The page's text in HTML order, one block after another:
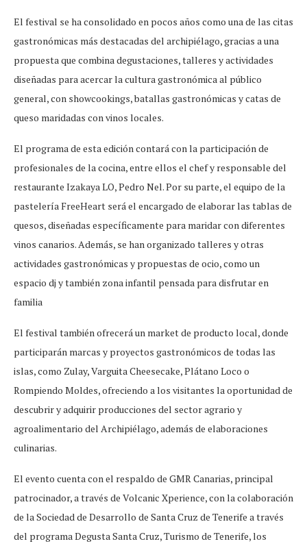
El festival se ha consolidado en pocos años como una de las citas
gastronómicas más destacadas del archipiélago, gracias a una
propuesta que combina degustaciones, talleres y actividades
diseñadas para acercar la cultura gastronómica al público
general, con showcookings, batallas gastronómicas y catas de
queso maridadas con vinos locales.
El programa de esta edición contará con la participación de
profesionales de la cocina, entre ellos el chef y responsable del
restaurante Izakaya LO, Pedro Nel. Por su parte, el equipo de la
pastelería FreeHeart será el encargado de elaborar las tablas de
quesos, diseñadas específicamente para maridar con diferentes
vinos canarios. Además, se han organizado talleres y otras
actividades gastronómicas y propuestas de ocio, como un
espacio dj y también zona infantil pensada para disfrutar en
familia
El festival también ofrecerá un market de producto local, donde
participarán marcas y proyectos gastronómicos de todas las
islas, como Zulay, Varguita Cheesecake, Plátano Loco o
Rompiendo Moldes, ofreciendo a los visitantes la oportunidad de
descubrir y adquirir producciones del sector agrario y
agroalimentario del Archipiélago, además de elaboraciones
culinarias.
El evento cuenta con el respaldo de GMR Canarias, principal
patrocinador, a través de Volcanic Xperience, con la colaboración
de la Sociedad de Desarrollo de Santa Cruz de Tenerife a través
del programa Degusta Santa Cruz, Turismo de Tenerife, los